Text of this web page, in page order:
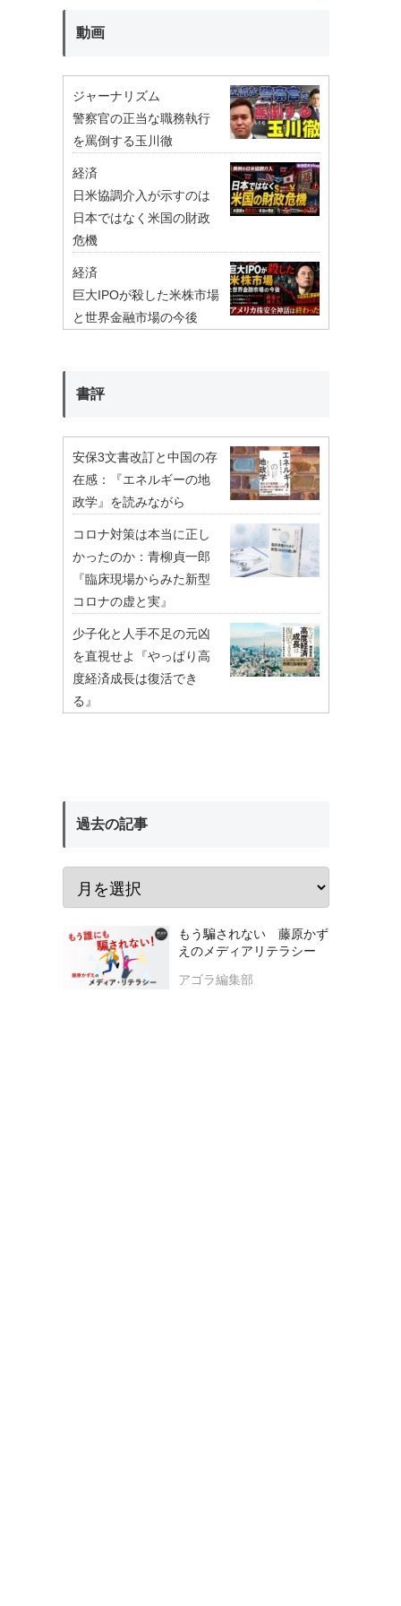
動画
ジャーナリズム
警察官の正当な職務執行
を罵倒する玉川徹
経済
日米協調介入が示すのは
日本ではなく米国の財政
危機
経済
巨大IPOが殺した米株市場
と世界金融市場の今後
書評
安保3文書改訂と中国の存
在感：『エネルギーの地
政学』を読みながら
コロナ対策は本当に正し
かったのか：青柳貞一郎
『臨床現場からみた新型
コロナの虚と実』
少子化と人手不足の元凶
を直視せよ『やっぱり高
度経済成長は復活でき
る』
過去の記事
もう騙されない 藤原かず
えのメディアリテラシー
アゴラ編集部